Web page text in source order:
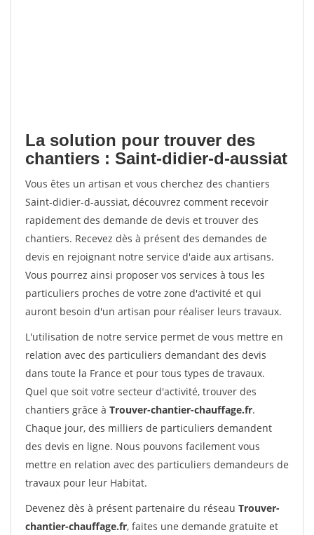
La solution pour trouver des
chantiers : Saint-didier-d-aussiat
Vous êtes un artisan et vous cherchez des chantiers
Saint-didier-d-aussiat, découvrez comment recevoir
rapidement des demande de devis et trouver des
chantiers. Recevez dès à présent des demandes de
devis en rejoignant notre service d'aide aux artisans.
Vous pourrez ainsi proposer vos services à tous les
particuliers proches de votre zone d'activité et qui
auront besoin d'un artisan pour réaliser leurs travaux.
L'utilisation de notre service permet de vous mettre en
relation avec des particuliers demandant des devis
dans toute la France et pour tous types de travaux.
Quel que soit votre secteur d'activité, trouver des
chantiers grâce à Trouver-chantier-chauffage.fr.
Chaque jour, des milliers de particuliers demandent
des devis en ligne. Nous pouvons facilement vous
mettre en relation avec des particuliers demandeurs de
travaux pour leur Habitat.
Devenez dès à présent partenaire du réseau Trouver-
chantier-chauffage.fr, faites une demande gratuite et